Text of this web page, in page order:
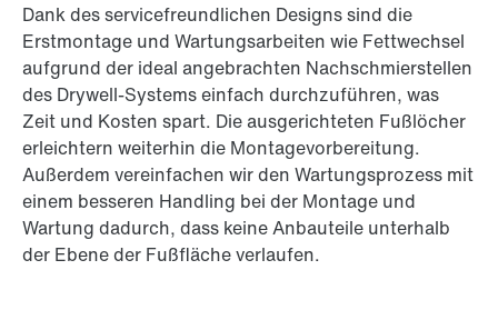
Dank des servicefreundlichen Designs sind die
Erstmontage und Wartungsarbeiten wie Fettwechsel
aufgrund der ideal angebrachten Nachschmierstellen
des Drywell-Systems einfach durchzuführen, was
Zeit und Kosten spart. Die ausgerichteten Fußlöcher
erleichtern weiterhin die Montagevorbereitung.
Außerdem vereinfachen wir den Wartungsprozess mit
einem besseren Handling bei der Montage und
Wartung dadurch, dass keine Anbauteile unterhalb
der Ebene der Fußfläche verlaufen.